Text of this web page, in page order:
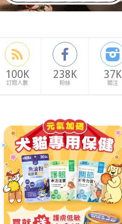
100K
訂閱人數
238K
粉絲
37K
關注